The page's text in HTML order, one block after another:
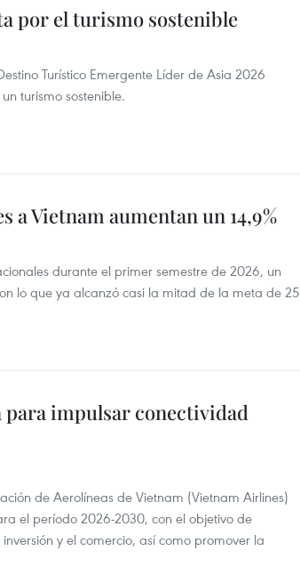
por el turismo sostenible
Turístico Emergente Líder de Asia 2026
turismo sostenible.
a Vietnam aumentan un 14,9%
durante el primer semestre de 2026, un
lo que ya alcanzó casi la mitad de la meta de 25
para impulsar conectividad
de Aerolíneas de Vietnam (Vietnam Airlines)
el período 2026-2030, con el objetivo de
y el comercio, así como promover la